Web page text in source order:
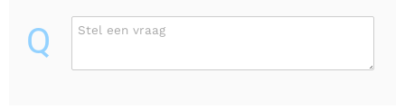
Q Stel een vraag